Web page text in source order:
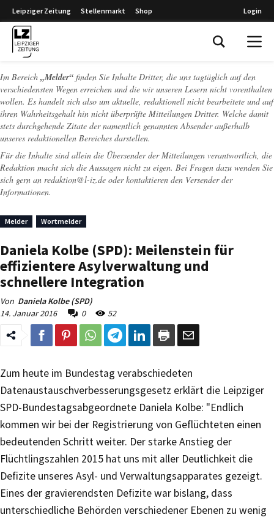
Leipziger Zeitung Stellenmarkt Shop Login
Im Bereich „Melder“ finden Sie Inhalte Dritter, die uns tagtäglich auf den
verschiedensten Wegen erreichen und die wir unseren Lesern nicht vorenthalten
wollen. Es handelt sich also um aktuelle, redaktionell nicht bearbeitete und auf
ihren Wahrheitsgehalt hin nicht überprüfte Mitteilungen Dritter. Welche damit
stets durchgehende Zitate der namentlich genannten Absender außerhalb
unseres redaktionellen Bereiches darstellen.
Für die Inhalte sind allein die Übersender der Mitteilungen verantwortlich, die
Redaktion macht sich die Aussagen nicht zu eigen. Bei Fragen dazu wenden Sie
sich gern an redaktion@l-iz.de oder kontaktieren den Versender der
Informationen.
Melder Wortmelder
Daniela Kolbe (SPD): Meilenstein für
effizientere Asylverwaltung und
schnellere Integration
Von Daniela Kolbe (SPD)
14. Januar 2016
0 52
Zum heute im Bundestag verabschiedeten
Datenaustauschverbesserungsgesetz erklärt die Leipziger
SPD-Bundestagsabgeordnete Daniela Kolbe: "Endlich
kommen wir bei der Registrierung von Geflüchteten einen
bedeutenden Schritt weiter. Der starke Anstieg der
Flüchtlingszahlen 2015 hat uns mit aller Deutlichkeit die
Defizite unseres Asyl- und Verwaltungsapparates gezeigt.
Eines der gravierendsten Defizite war bislang, dass
unterschiedliche Behörden verschiedener Ebenen zu wenig